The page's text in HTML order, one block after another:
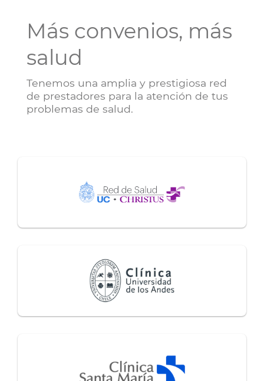
Más convenios, más
salud
Tenemos una amplia y prestigiosa red
de prestadores para la atención de tus
problemas de salud.